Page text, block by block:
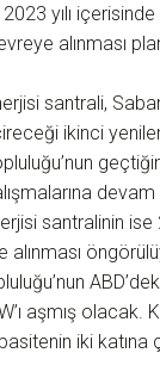
2023 yılı
alınması
santrali,
ikinci
devam
santralinin ise
aşmış olacak.
iki katına